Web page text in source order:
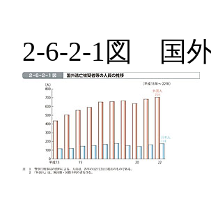
2-6-2-1図 国